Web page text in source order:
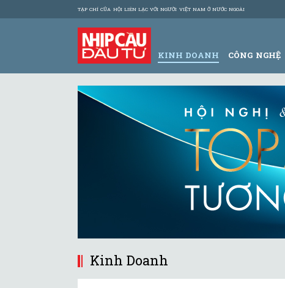
TẠP CHÍ CỦA HỘI LIÊN LẠC VỚI NGƯỜI VIỆT NAM Ở NƯỚC NGOÀI
KINH DOANH CÔNG NGHỆ
Kinh Doanh